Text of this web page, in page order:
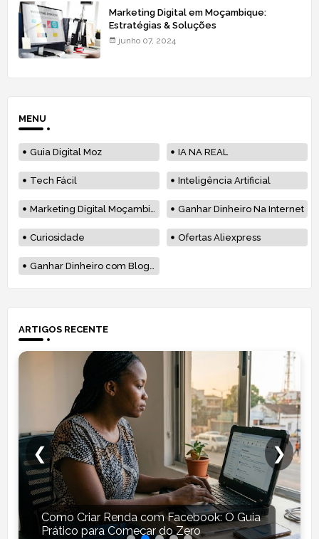
Marketing Digital em Moçambique:
Estratégias & Soluções
junho 07, 2024
MENU
Guia Digital Moz IA NA REAL
Tech Fácil Inteligência Artificial
Marketing Digital Moçambique Ganhar Dinheiro Na Internet
Curiosidade Ofertas Aliexpress
Ganhar Dinheiro com Blog em Moçambique
ARTIGOS RECENTE
Como Criar Renda com Facebook: O Guia
Prático para Começar do Zero
❮ ❯